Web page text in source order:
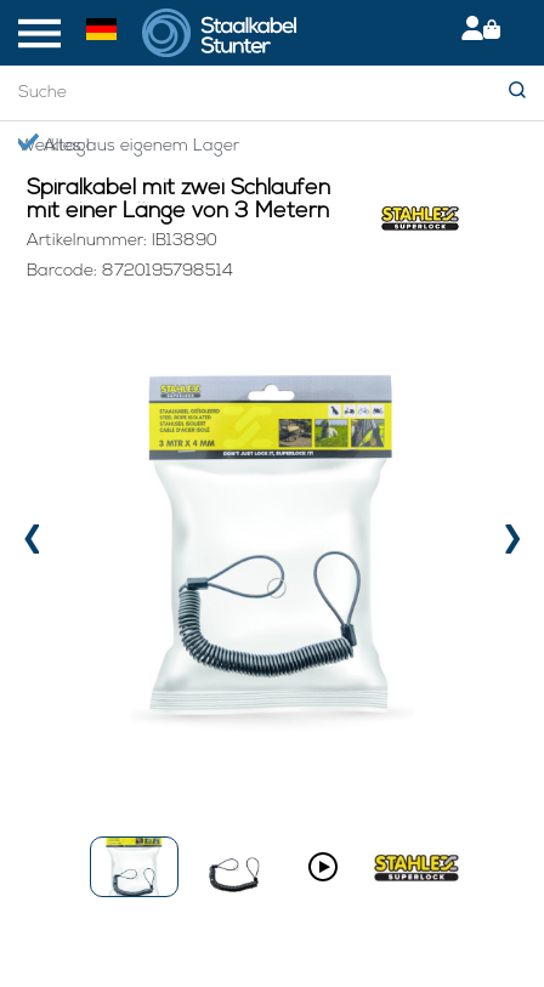
Startseite > Spiralkabel mit zwei Schlaufen mit einer Länge von 3 Metern
Spiralkabel mit zwei Schlaufen
mit einer Länge von 3 Metern
Artikelnummer: IB13890
Barcode: 8720195798514
‹ ›